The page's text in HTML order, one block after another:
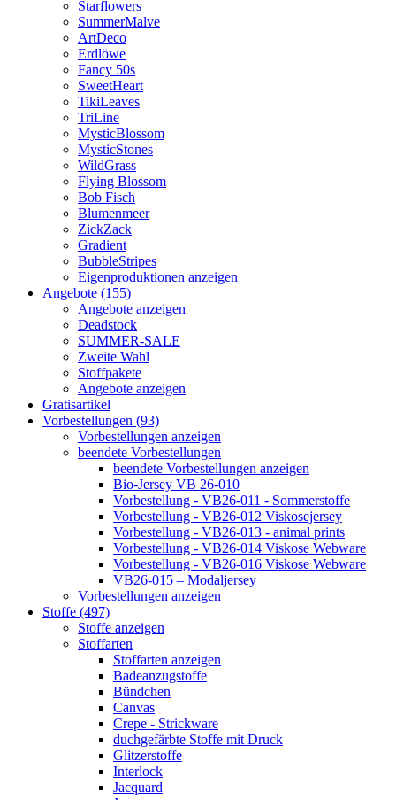
Starflowers
SummerMalve
ArtDeco
Erdlöwe
Fancy 50s
SweetHeart
TikiLeaves
TriLine
MysticBlossom
MysticStones
WildGrass
Flying Blossom
Bob Fisch
Blumenmeer
ZickZack
Gradient
BubbleStripes
Eigenproduktionen anzeigen
Angebote (155)
Angebote anzeigen
Deadstock
SUMMER-SALE
Zweite Wahl
Stoffpakete
Angebote anzeigen
Gratisartikel
Vorbestellungen (93)
Vorbestellungen anzeigen
beendete Vorbestellungen
beendete Vorbestellungen anzeigen
Bio-Jersey VB 26-010
Vorbestellung - VB26-011 - Sommerstoffe
Vorbestellung - VB26-012 Viskosejersey
Vorbestellung - VB26-013 - animal prints
Vorbestellung - VB26-014 Viskose Webware
Vorbestellung - VB26-016 Viskose Webware
VB26-015 – Modaljersey
Vorbestellungen anzeigen
Stoffe (497)
Stoffe anzeigen
Stoffarten
Stoffarten anzeigen
Badeanzugstoffe
Bündchen
Canvas
Crepe - Strickware
duchgefärbte Stoffe mit Druck
Glitzerstoffe
Interlock
Jacquard